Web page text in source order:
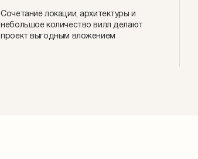
Сочетание локации, архитектуры и
небольшое количество вилл делают
проект выгодным вложением